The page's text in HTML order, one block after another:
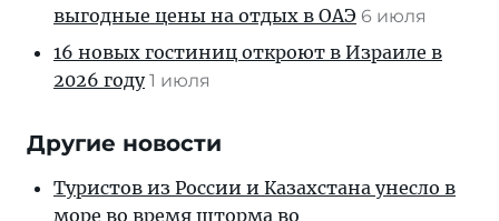
выгодные цены на отдых в ОАЭ 6 июля
16 новых гостиниц откроют в Израиле в
2026 году 1 июля
Другие новости
Туристов из России и Казахстана унесло в
море во время шторма во